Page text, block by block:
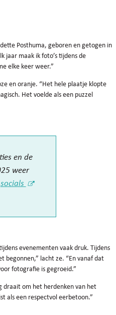
Posthuma, geboren en getogen in
jaar maak ik foto’s tijdens de
elke keer weer.”
en oranje. “Het hele plaatje klopte
Het voelde als een puzzel
en de
weer
socials
evenementen vaak druk. Tijdens
begonnen,” lacht ze. “En vanaf dat
fotografie is gegroeid.”
draait om het herdenken van het
als een respectvol eerbetoon.”